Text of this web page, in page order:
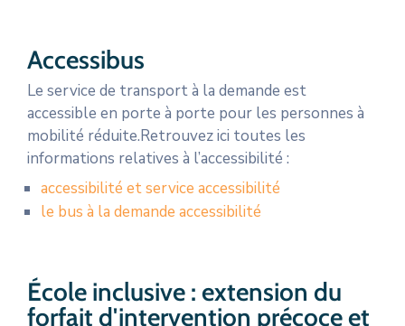
Accessibus
Le service de transport à la demande est
accessible en porte à porte pour les personnes à
mobilité réduite.Retrouvez ici toutes les
informations relatives à l’accessibilité :
accessibilité et service accessibilité
le bus à la demande accessibilité
École inclusive : extension du
forfait d'intervention précoce et